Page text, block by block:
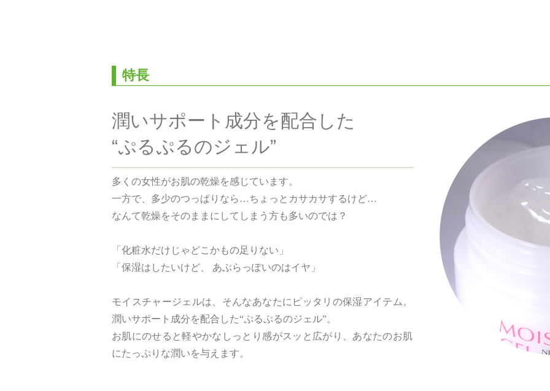
特長
潤いサポート成分を配合した
“ぷるぷるのジェル”
多くの女性がお肌の乾燥を感じています。
一方で、多少のつっぱりなら…ちょっとカサカサするけど…
なんて乾燥をそのままにしてしまう方も多いのでは？
「化粧水だけじゃどこかもの足りない」
「保湿はしたいけど、 あぶらっぽいのはイヤ」
モイスチャージェルは、そんなあなたにピッタリの保湿アイテム。
潤いサポート成分を配合した“ぷるぷるのジェル”。
お肌にのせると軽やかなしっとり感がスッと広がり、あなたのお肌
にたっぷりな潤いを与えます。